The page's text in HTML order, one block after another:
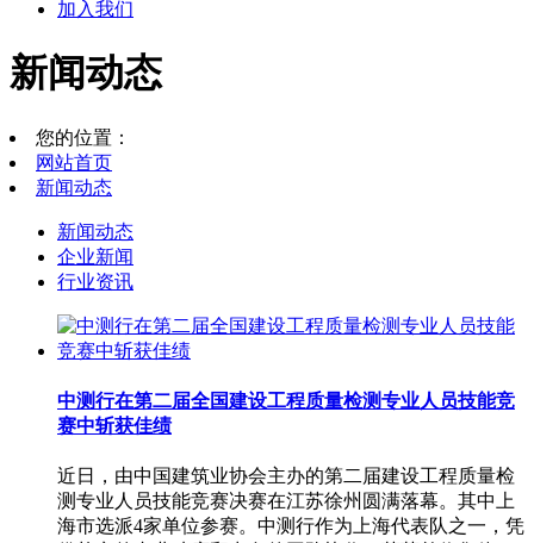
加入我们
新闻动态
您的位置：
网站首页
新闻动态
新闻动态
企业新闻
行业资讯
中测行在第二届全国建设工程质量检测专业人员技能竞
赛中斩获佳绩
近日，由中国建筑业协会主办的第二届建设工程质量检
测专业人员技能竞赛决赛在江苏徐州圆满落幕。其中上
海市选派4家单位参赛。中测行作为上海代表队之一，凭